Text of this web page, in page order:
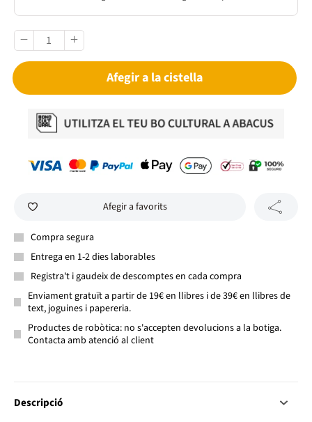
Afegir a la cistella
Afegir a favorits
Compra segura
Entrega en 1-2 dies laborables
Registra't i gaudeix de descomptes en cada compra
Enviament gratuït a partir de 19€ en llibres i de 39€ en llibres de
text, joguines i papereria.
Productes de robòtica: no s'accepten devolucions a la botiga.
Contacta amb atenció al client
Descripció